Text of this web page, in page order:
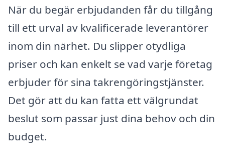
När du begär erbjudanden får du tillgång
till ett urval av kvalificerade leverantörer
inom din närhet. Du slipper otydliga
priser och kan enkelt se vad varje företag
erbjuder för sina takrengöringstjänster.
Det gör att du kan fatta ett välgrundat
beslut som passar just dina behov och din
budget.